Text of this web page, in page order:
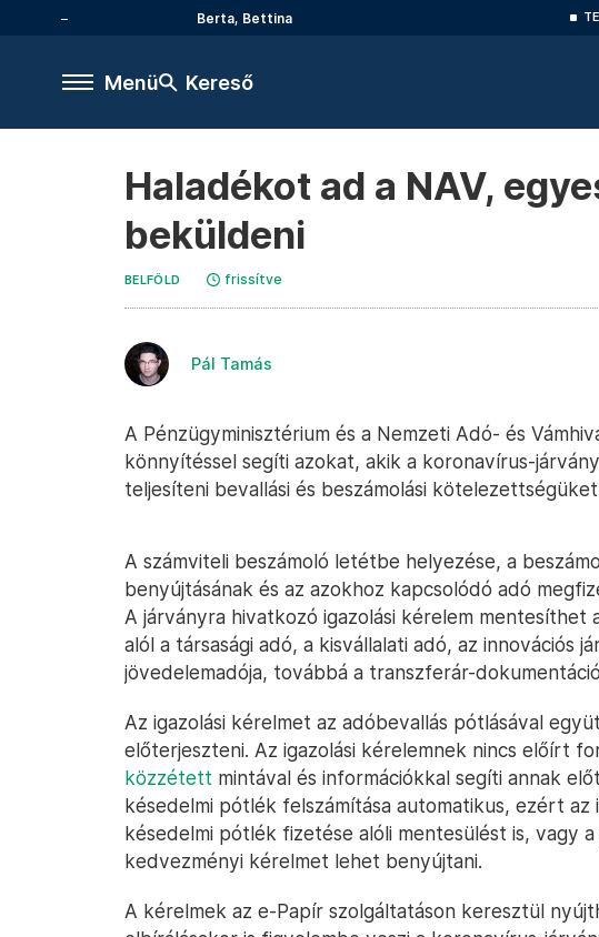
Berta, Bettina
Menü Kereső
Haladékot ad a NAV,
beküldeni
BELFÖLD frissítve
Pál Tamás
A Pénzügyminisztérium és a Nemzeti Adó- és
könnyítéssel segíti azokat, akik a koronavírus-
teljesíteni bevallási és beszámolási
A számviteli beszámoló letétbe helyezése, a
benyújtásának és az azokhoz kapcsolódó adó
A járványra hivatkozó igazolási kérelem mentesíthet
alól a társasági adó, a kisvállalati adó, az innovációs
jövedelemadója, továbbá a transzferár-
Az igazolási kérelmet az adóbevallás pótlásával
előterjeszteni. Az igazolási kérelemnek nincs előírt
közzétett mintával és információkkal segíti annak
késedelmi pótlék felszámítása automatikus, ezért az
késedelmi pótlék fizetése alóli mentesülést is, vagy
kedvezményi kérelmet lehet benyújtani.
A kérelmek az e-Papír szolgáltatáson keresztül